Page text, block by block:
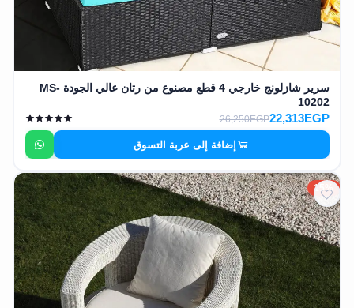
سرير شازلونج خارجي 4 قطع مصنوع من رتان عالي الجودة MS-
10202
22,313EGP
26,250EGP
إضافة إلى عربة التسوق
15%